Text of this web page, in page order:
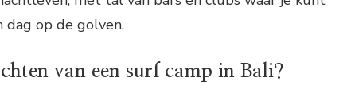
dag op de golven.
van een surf camp in Bali?